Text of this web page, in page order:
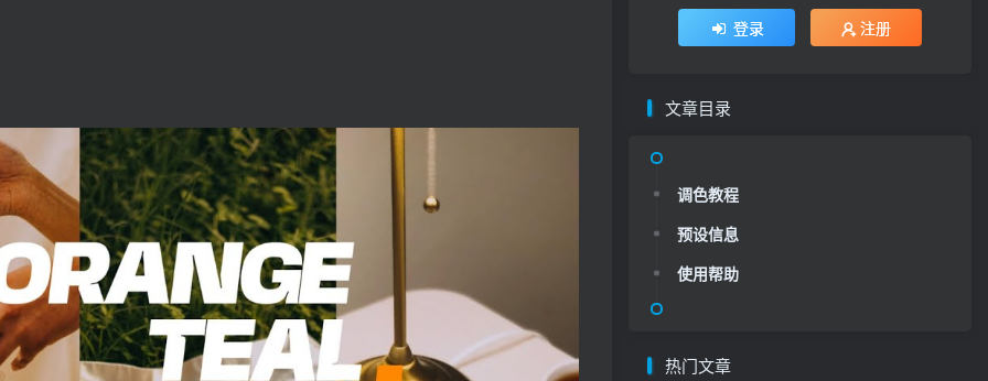
登录 注册
文章目录
调色教程
预设信息
使用帮助
热门文章